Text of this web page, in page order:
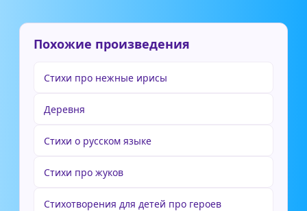
Похожие произведения
Стихи про нежные ирисы
Деревня
Стихи о русском языке
Стихи про жуков
Стихотворения для детей про героев